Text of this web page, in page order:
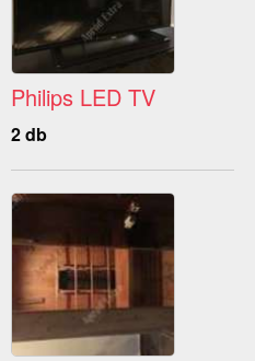
Philips LED TV
2 db